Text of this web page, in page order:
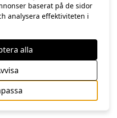
baserat på de sidor
analysera effektiviteten i
alla